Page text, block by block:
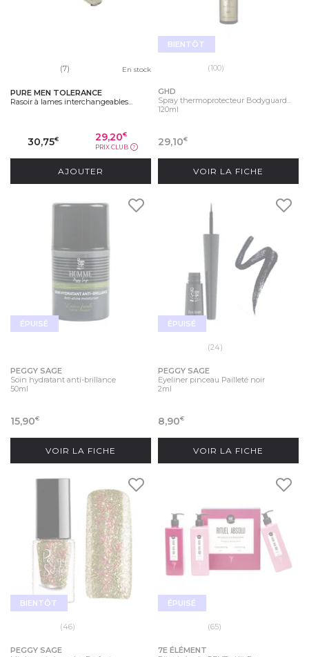
(7) En stock
PURE MEN TOLERANCE
Rasoir à lames interchangeables...
30,75€ 29,20€
PRIX CLUB ?
AJOUTER
BIENTÔT
(100)
GHD
Spray thermoprotecteur Bodyguard...
120ml
29,10€
VOIR LA FICHE
ÉPUISÉ
PEGGY SAGE
Soin hydratant anti-brillance
50ml
15,90€
VOIR LA FICHE
ÉPUISÉ
(24)
PEGGY SAGE
Eyeliner pinceau Pailleté noir
2ml
8,90€
VOIR LA FICHE
BIENTÔT
(46)
PEGGY SAGE
ÉPUISÉ
(65)
7E ÉLÉMENT